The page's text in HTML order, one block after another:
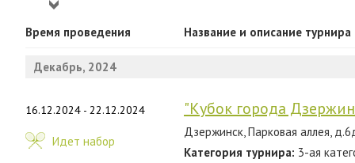
2025
2024
2023
2022
2021
Время проведения Название и описание турнира
Декабрь, 2024
16.12.2024 - 22.12.2024
Идет набор
"Кубок города
Дзержинск, Парковая аллея,
Категория турнира: 3-ая